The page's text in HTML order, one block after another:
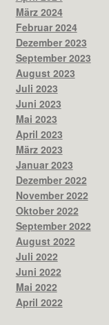
März 2024
Februar 2024
Dezember 2023
September 2023
August 2023
Juli 2023
Juni 2023
Mai 2023
April 2023
März 2023
Januar 2023
Dezember 2022
November 2022
Oktober 2022
September 2022
August 2022
Juli 2022
Juni 2022
Mai 2022
April 2022